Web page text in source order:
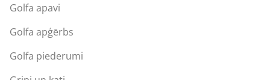
Golfa apavi
Golfa apģērbs
Golfa piederumi